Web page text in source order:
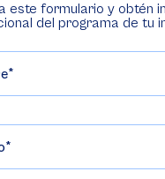
este formulario y obtén
del programa de tu